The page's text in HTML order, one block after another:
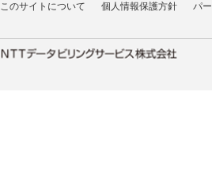
このサイトについて 個人情報保護方針 パ